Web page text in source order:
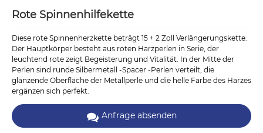
Rote Spinnenhilfekette
Diese rote Spinnenherzkette beträgt 15 + 2 Zoll Verlängerungskette.
Der Hauptkörper besteht aus roten Harzperlen in Serie, der
leuchtend rote zeigt Begeisterung und Vitalität. In der Mitte der
Perlen sind runde Silbermetall -Spacer -Perlen verteilt, die
glänzende Oberfläche der Metallperle und die helle Farbe des Harzes
ergänzen sich perfekt.
Anfrage absenden